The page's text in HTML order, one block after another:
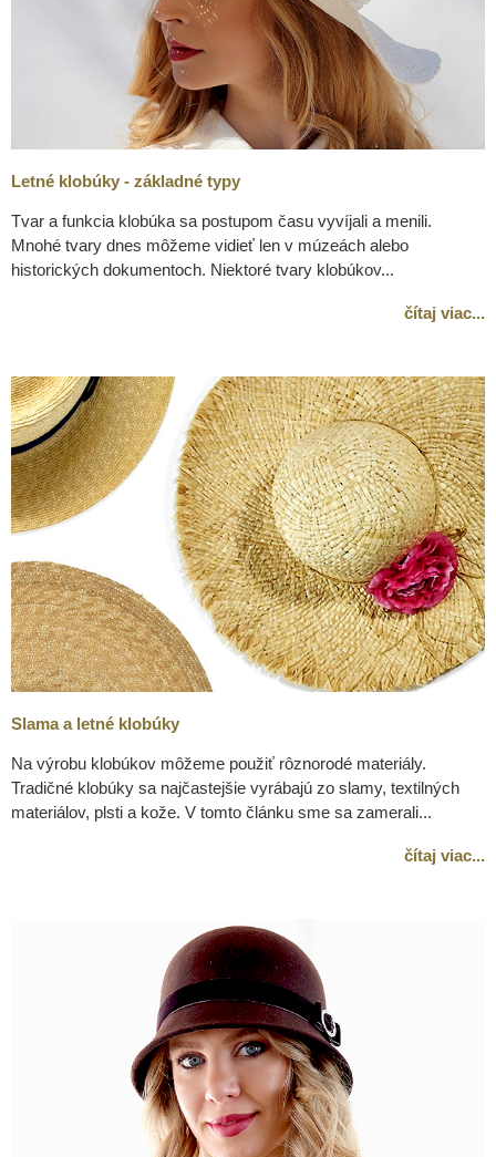
Letné klobúky - základné typy
Tvar a funkcia klobúka sa postupom času vyvíjali a menili.
Mnohé tvary dnes môžeme vidieť len v múzeách alebo
historických dokumentoch. Niektoré tvary klobúkov...
čítaj viac...
Slama a letné klobúky
Na výrobu klobúkov môžeme použiť rôznorodé materiály.
Tradičné klobúky sa najčastejšie vyrábajú zo slamy, textilných
materiálov, plsti a kože. V tomto článku sme sa zamerali...
čítaj viac...